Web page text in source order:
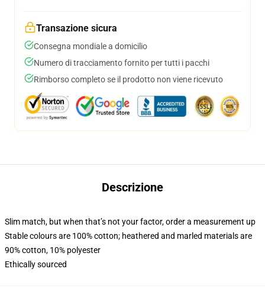
Transazione sicura
Consegna mondiale a domicilio
Numero di tracciamento fornito per tutti i pacchi
Rimborso completo se il prodotto non viene ricevuto
Descrizione
Slim match, but when that’s not your factor, order a measurement up
Stable colours are 100% cotton; heathered and marled materials are
90% cotton, 10% polyester
Ethically sourced